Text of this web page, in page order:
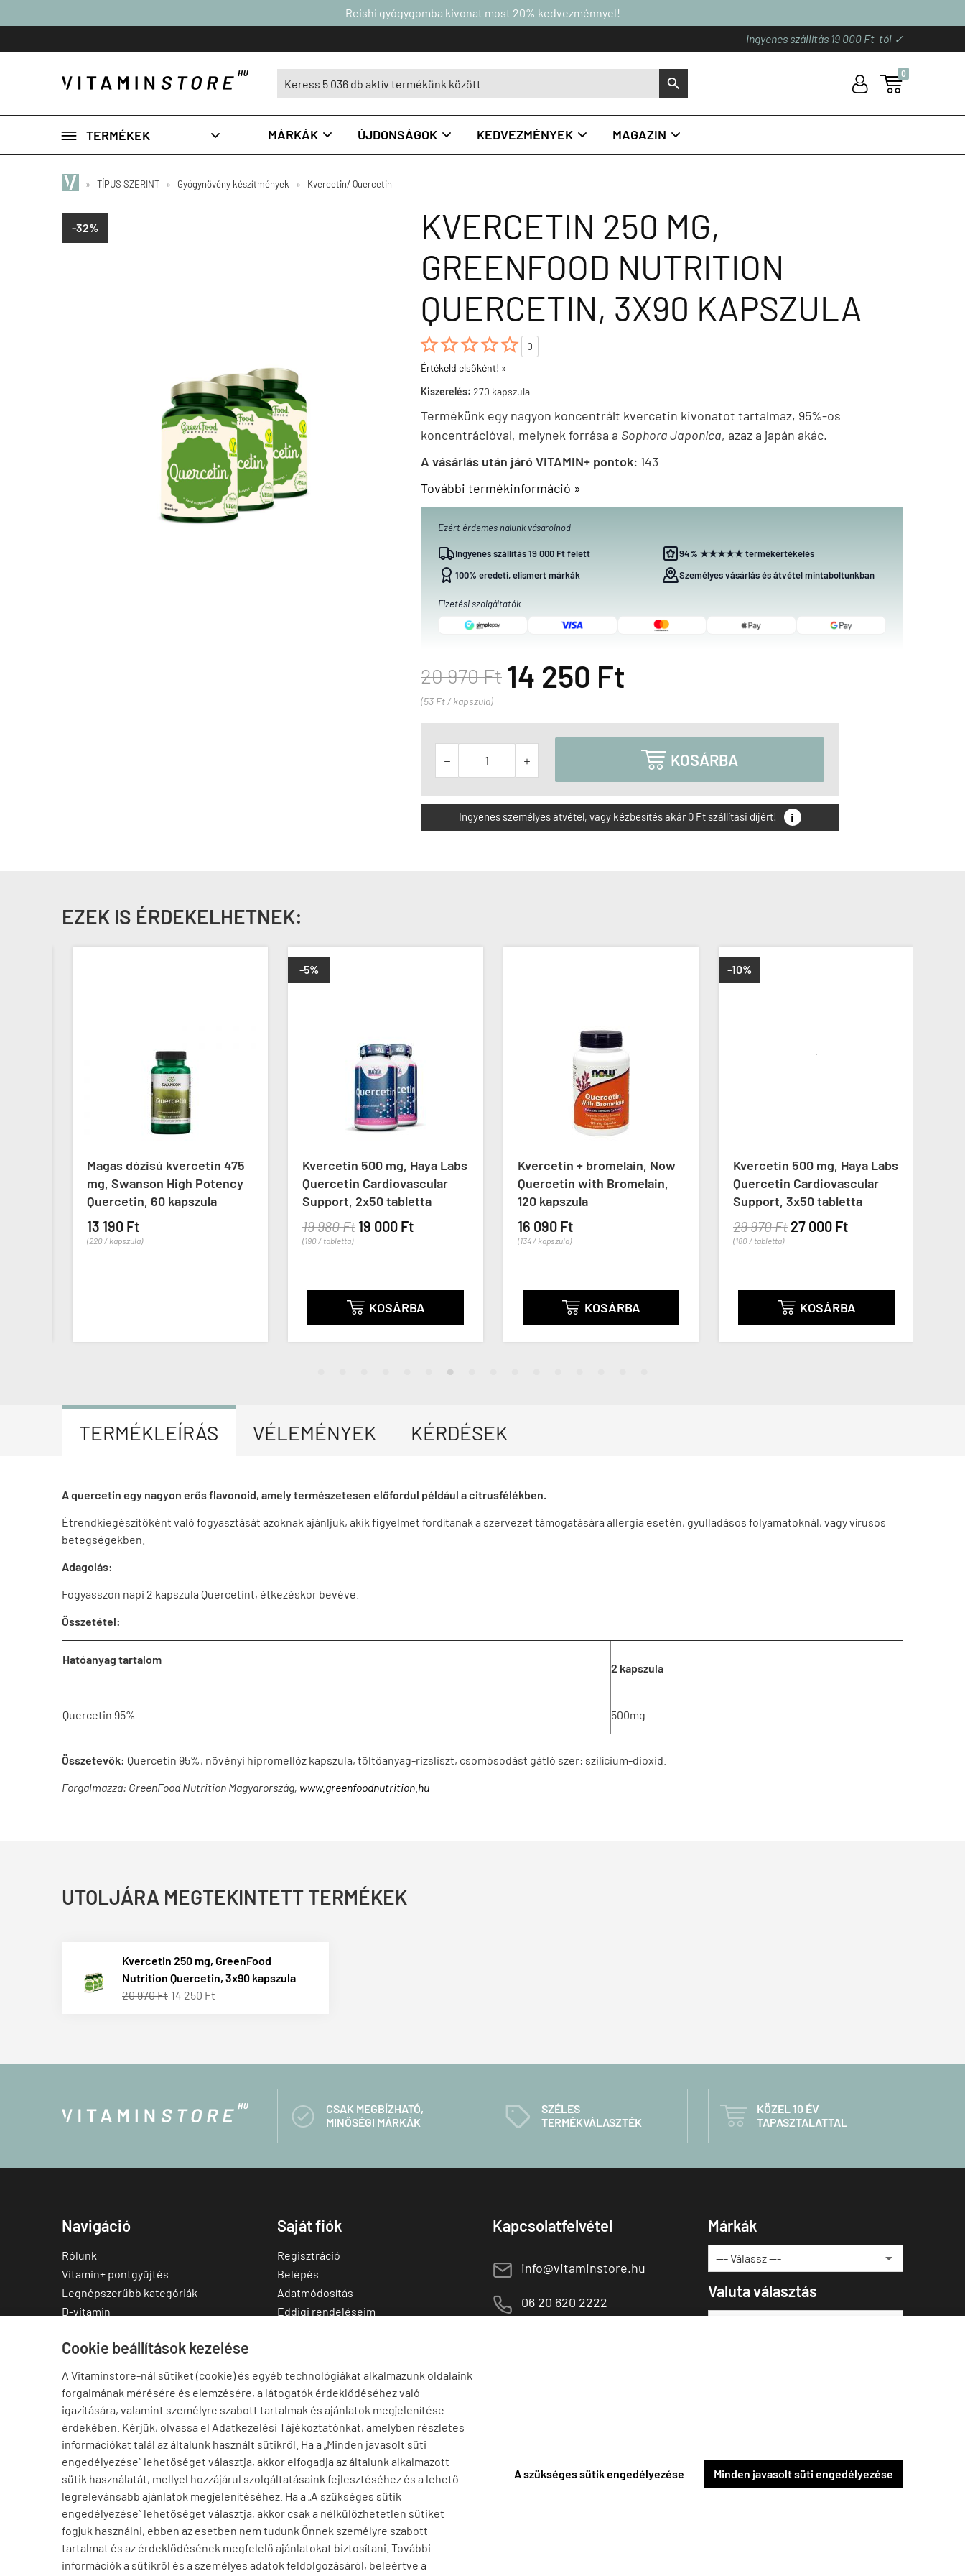
Cookie beállítások kezelése
A Vitaminstore-nál sütiket (cookie) és egyéb technológiákat alkalmazunk oldalaink
forgalmának mérésére és elemzésére, a látogatók érdeklődéséhez való
igazítására, valamint személyre szabott tartalmak és ajánlatok megjelenítése
érdekében. Kérjük, olvassa el Adatkezelési Tájékoztatónkat, amelyben részletes
információkat talál az általunk használt sütikről. Ha a „Minden javasolt süti
engedélyezése” lehetőséget választja, akkor elfogadja az általunk alkalmazott
sütik használatát, mellyel hozzájárul szolgáltatásaink fejlesztéséhez és a lehető
legrelevánsabb ajánlatok megjelenítéséhez. Ha a „A szükséges sütik
engedélyezése” lehetőséget választja, akkor csak a nélkülözhetetlen sütiket
fogjuk használni, ebben az esetben nem tudunk Önnek személyre szabott
tartalmat és az érdeklődésének megfelelő ajánlatokat biztosítani. További
információk a sütikről és a személyes adatok feldolgozásáról, beleértve a
A szükséges sütik engedélyezése Minden javasolt süti engedélyezése
Reishi gyógygomba kivonat most 20% kedvezménnyel!
Ingyenes szállítás 19 000 Ft-tól ✓
S U 
0
 TERMÉKEK  MÁRKÁK  ÚJDONSÁGOK  KEDVEZMÉNYEK  MAGAZIN 
» TÍPUS SZERINT » Gyógynövény készítmények » Kvercetin/ Quercetin
-32%
KVERCETIN 250 MG,
GREENFOOD NUTRITION
QUERCETIN, 3X90 KAPSZULA

0
Értékeld elsőként! »
Kiszerelés: 270 kapszula
Termékünk egy nagyon koncentrált kvercetin kivonatot tartalmaz, 95%-os
koncentrációval, melynek forrása a Sophora Japonica, azaz a japán akác.
A vásárlás után járó VITAMIN+ pontok: 143
További termékinformáció »
Ezért érdemes nálunk vásárolnod
Ingyenes szállítás 19 000 Ft felett
94% ★★★★★ termékértékelés
100% eredeti, elismert márkák
Személyes vásárlás és átvétel mintaboltunkban
Fizetési szolgáltatók
20 970 Ft 14 250 Ft
(53 Ft / kapszula)
   KOSÁRBA
Ingyenes személyes átvétel, vagy kézbesítés akár 0 Ft szállítási díjért! i
EZEK IS ÉRDEKELHETNEK:
Magas dózisú kvercetin 475
mg, Swanson High Potency
Quercetin, 60 kapszula
13 190 Ft
(220 / kapszula)
-5%
Kvercetin 500 mg, Haya Labs
Quercetin Cardiovascular
Support, 2x50 tabletta
19 980 Ft19 000 Ft
(190 / tabletta)
 KOSÁRBA
Kvercetin + bromelain, Now
Quercetin with Bromelain,
120 kapszula
16 090 Ft
(134 / kapszula)
 KOSÁRBA
-10%
Kvercetin 500 mg, Haya Labs
Quercetin Cardiovascular
Support, 3x50 tabletta
29 970 Ft27 000 Ft
(180 / tabletta)
 KOSÁRBA
TERMÉKLEÍRÁS VÉLEMÉNYEK KÉRDÉSEK
A quercetin egy nagyon erős flavonoid, amely természetesen előfordul például a citrusfélékben.
Étrendkiegészítőként való fogyasztását azoknak ajánljuk, akik figyelmet fordítanak a szervezet támogatására allergia esetén, gyulladásos folyamatoknál, vagy vírusos
betegségekben.
Adagolás:
Fogyasszon napi 2 kapszula Quercetint, étkezéskor bevéve.
Összetétel:
Hatóanyag tartalom
2 kapszula
Quercetin 95% 500mg
Összetevők: Quercetin 95%, növényi hipromellóz kapszula, töltőanyag-rizsliszt, csomósodást gátló szer: szilícium-dioxid.
Forgalmazza: GreenFood Nutrition Magyarország, www.greenfoodnutrition.hu
UTOLJÁRA MEGTEKINTETT TERMÉKEK
Kvercetin 250 mg, GreenFood
Nutrition Quercetin, 3x90 kapszula
20 970 Ft 14 250 Ft

CSAK MEGBÍZHATÓ,
MINŐSÉGI MÁRKÁK
C
SZÉLES
TERMÉKVÁLASZTÉK

KÖZEL 10 ÉV
TAPASZTALATTAL
Navigáció
Rólunk
Vitamin+ pontgyűjtés
Legnépszerűbb kategóriák
D-vitamin
Multivitamin
Cink
Omega-3
Ashwagandha
Elállás a szerződéstől
Saját fiók
Regisztráció
Belépés
Adatmódosítás
Eddigi rendeléseim
Kapcsolatfelvétel
E info@vitaminstore.hu
M 06 20 620 2222
Márkák
Valuta választás
Angéla Beregsurány településről